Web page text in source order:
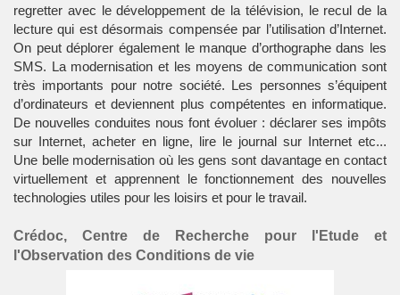
regretter avec le développement de la télévision, le recul de la
lecture qui est désormais compensée par l’utilisation d’Internet.
On peut déplorer également le manque d’orthographe dans les
SMS. La modernisation et les moyens de communication sont
très importants pour notre société. Les personnes s’équipent
d’ordinateurs et deviennent plus compétentes en informatique.
De nouvelles conduites nous font évoluer : déclarer ses impôts
sur Internet, acheter en ligne, lire le journal sur Internet etc...
Une belle modernisation où les gens sont davantage en contact
virtuellement et apprennent le fonctionnement des nouvelles
technologies utiles pour les loisirs et pour le travail.
Crédoc, Centre de Recherche pour l'Etude et
l'Observation des Conditions de vie